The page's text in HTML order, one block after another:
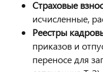
Страховые
исчисленные,
Реестры
приказов и
переносе для